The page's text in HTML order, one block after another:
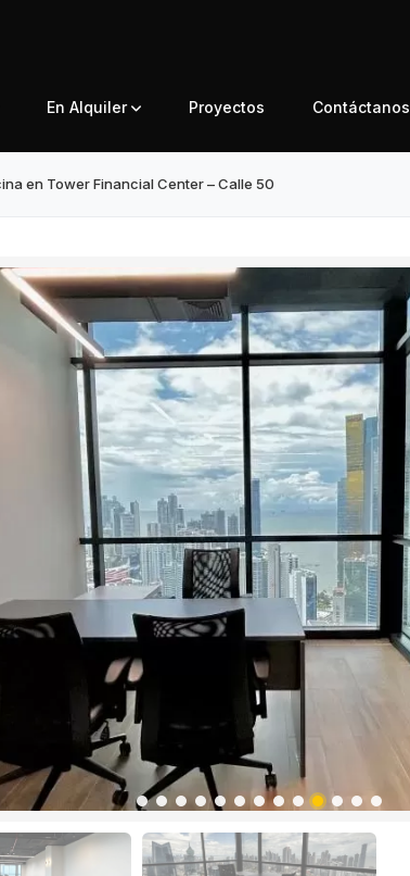
En Alquiler Proyectos Contáctanos
en Tower Financial Center – Calle 50